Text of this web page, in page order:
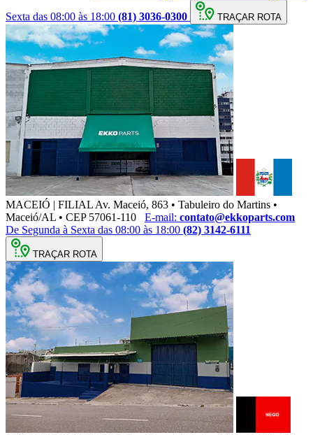
Sexta das 08:00 às 18:00 (81) 3036-0300 TRAÇAR ROTA
MACEIÓ | FILIAL Av. Maceió, 863 • Tabuleiro do Martins •
Maceió/AL • CEP 57061-110
E-mail: contato@ekkoparts.com
De Segunda à Sexta das 08:00 às 18:00 (82) 3142-6111
TRAÇAR ROTA